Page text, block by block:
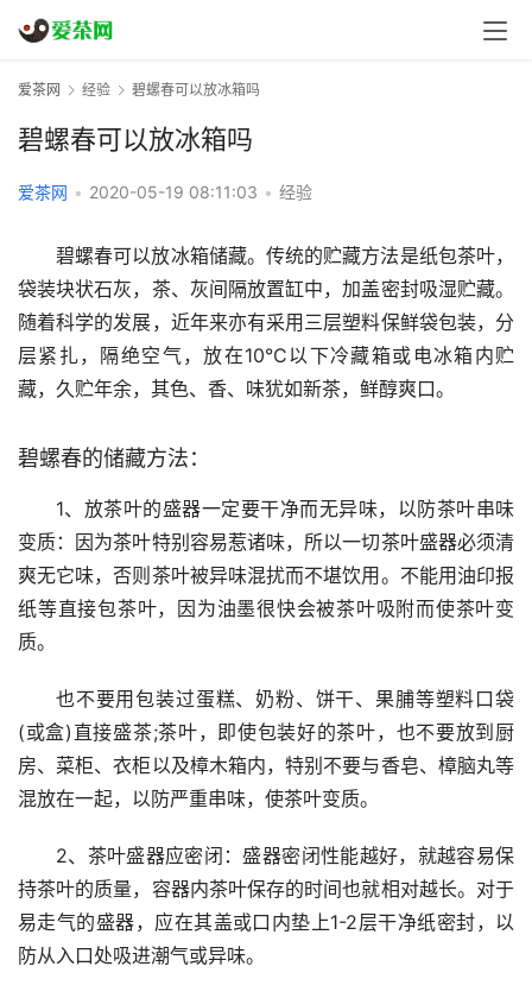
爱茶网 经验 碧螺春可以放冰箱吗
碧螺春可以放冰箱吗
爱茶网 • 2020-05-19 08:11:03 • 经验
碧螺春可以放冰箱储藏。传统的贮藏方法是纸包茶叶，
袋装块状石灰，茶、灰间隔放置缸中，加盖密封吸湿贮藏。
随着科学的发展，近年来亦有采用三层塑料保鲜袋包装，分
层紧扎，隔绝空气，放在10°C以下冷藏箱或电冰箱内贮
藏，久贮年余，其色、香、味犹如新茶，鲜醇爽口。
碧螺春的储藏方法：
1、放茶叶的盛器一定要干净而无异味，以防茶叶串味
变质：因为茶叶特别容易惹诸味，所以一切茶叶盛器必须清
爽无它味，否则茶叶被异味混扰而不堪饮用。不能用油印报
纸等直接包茶叶，因为油墨很快会被茶叶吸附而使茶叶变
质。
也不要用包装过蛋糕、奶粉、饼干、果脯等塑料口袋
(或盒)直接盛茶;茶叶，即使包装好的茶叶，也不要放到厨
房、菜柜、衣柜以及樟木箱内，特别不要与香皂、樟脑丸等
混放在一起，以防严重串味，使茶叶变质。
2、茶叶盛器应密闭：盛器密闭性能越好，就越容易保
持茶叶的质量，容器内茶叶保存的时间也就相对越长。对于
易走气的盛器，应在其盖或口内垫上1-2层干净纸密封，以
防从入口处吸进潮气或异味。